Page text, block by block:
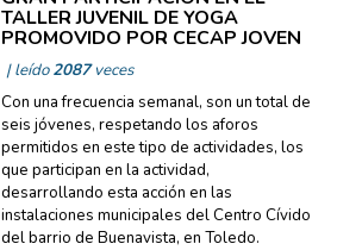
TALLER JUVENIL DE YOGA
PROMOVIDO POR CECAP JOVEN
| leído2087veces
Con una frecuencia semanal, son un total de
seis jóvenes, respetando los aforos
permitidos en este tipo de actividades, los
que participan en la actividad,
desarrollando esta acción en las
instalaciones municipales del Centro Cívido
del barrio de Buenavista, en Toledo.